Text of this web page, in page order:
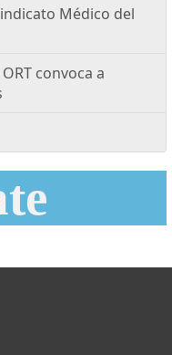
Médico del
convoca a